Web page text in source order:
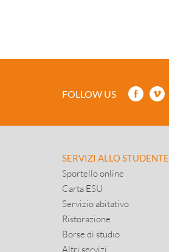
FOLLOW US
SERVIZI ALLO STUDENTE
Sportello online
Carta ESU
Servizio abitativo
Ristorazione
Borse di studio
Altri servizi